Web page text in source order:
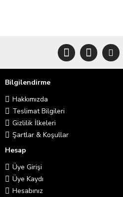
Bilgilendirme
Hakkımızda
Teslimat Bilgileri
Gizlilik İlkeleri
Şartlar & Koşullar
Hesap
Üye Girişi
Üye Kaydı
Hesabınız